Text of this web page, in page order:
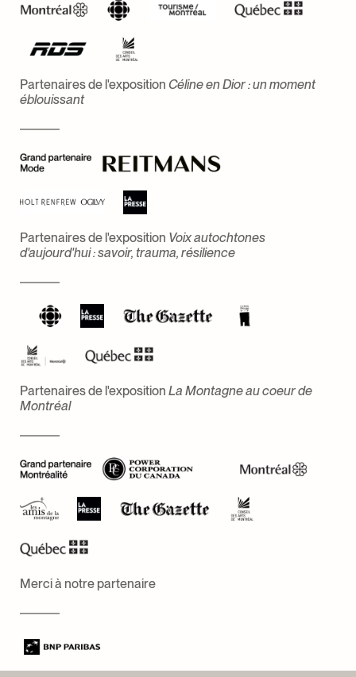
Partenaires de l'exposition Céline en Dior : un moment
éblouissant
Partenaires de l'exposition Voix autochtones
d'aujourd'hui : savoir, trauma, résilience
Partenaires de l'exposition La Montagne au coeur de
Montréal
Merci à notre partenaire